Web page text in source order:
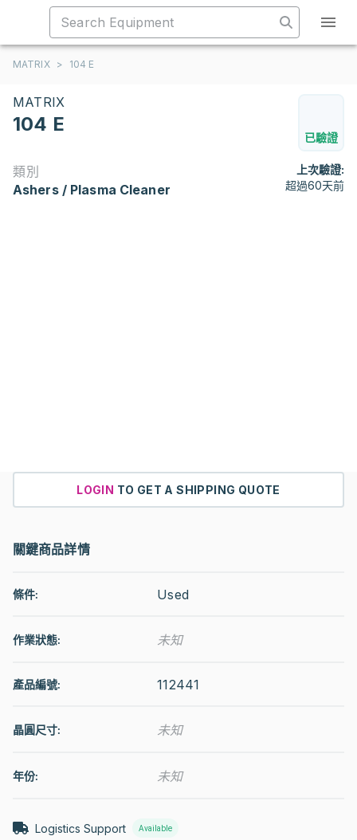
MATRIX > 104 E
MATRIX
104 E
已驗證
類別
Ashers / Plasma Cleaner
上次驗證:
超過60天前
LOGIN TO GET A SHIPPING QUOTE
關鍵商品詳情
條件: Used
作業狀態: 未知
產品編號: 112441
晶圓尺寸: 未知
年份: 未知
Logistics Support Available